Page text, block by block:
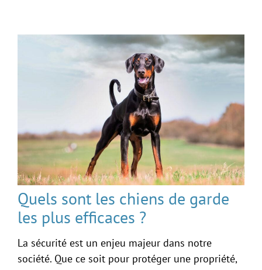
Quels sont les chiens de garde
les plus efficaces ?
La sécurité est un enjeu majeur dans notre
société. Que ce soit pour protéger une propriété,